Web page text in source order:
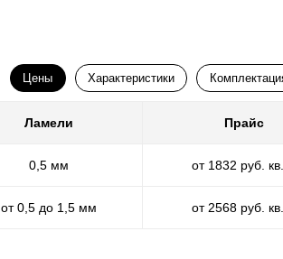
Цены Характеристики
Ламели Прайс
0,5 мм от 1832 руб.
от 0,5 до 1,5 мм от 2568 руб.